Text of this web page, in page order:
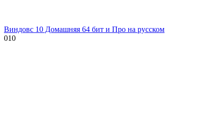
Виндовс 10 Домашняя 64 бит и Про на русском
010